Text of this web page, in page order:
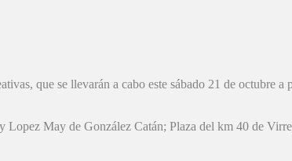
que se llevarán a cabo este sábado 21 de octubre a
Lopez May de González Catán; Plaza del km 40 de